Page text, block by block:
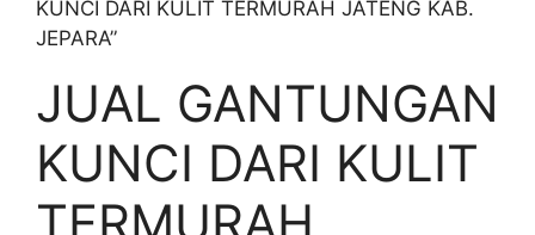
KUNCI DARI KULIT TERMURAH JATENG KAB.
JEPARA”
JUAL GANTUNGAN
KUNCI DARI KULIT